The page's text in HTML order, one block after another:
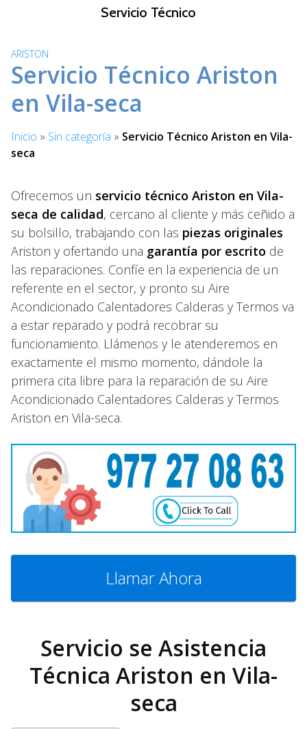
Servicio Técnico
ARISTON
Servicio Técnico Ariston
en Vila-seca
Inicio » Sin categoría » Servicio Técnico Ariston en Vila-
seca
Ofrecemos un servicio técnico Ariston en Vila-
seca de calidad, cercano al cliente y más ceñido a
su bolsillo, trabajando con las piezas originales
Ariston y ofertando una garantía por escrito de
las reparaciones. Confíe en la experiencia de un
referente en el sector, y pronto su Aire
Acondicionado Calentadores Calderas y Termos va
a estar reparado y podrá recobrar su
funcionamiento. Llámenos y le atenderemos en
exactamente el mismo momento, dándole la
primera cita libre para la reparación de su Aire
Acondicionado Calentadores Calderas y Termos
Ariston en Vila-seca.
Llamar Ahora
Servicio se Asistencia
Técnica Ariston en Vila-
seca